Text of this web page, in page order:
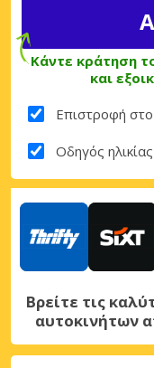
Κάντε κράτηση
και
Επιστροφή στο
Οδηγός
Βρείτε τις
αυτοκινήτων